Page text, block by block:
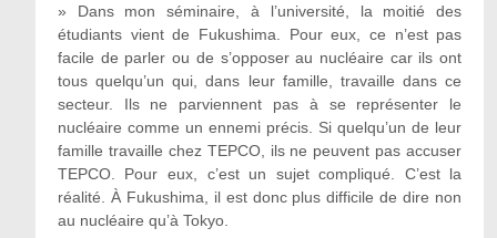
» Dans mon séminaire, à l’université, la moitié des
étudiants vient de Fukushima. Pour eux, ce n’est pas
facile de parler ou de s’opposer au nucléaire car ils ont
tous quelqu’un qui, dans leur famille, travaille dans ce
secteur. Ils ne parviennent pas à se représenter le
nucléaire comme un ennemi précis. Si quelqu’un de leur
famille travaille chez TEPCO, ils ne peuvent pas accuser
TEPCO. Pour eux, c’est un sujet compliqué. C’est la
réalité. À Fukushima, il est donc plus difficile de dire non
au nucléaire qu’à Tokyo.